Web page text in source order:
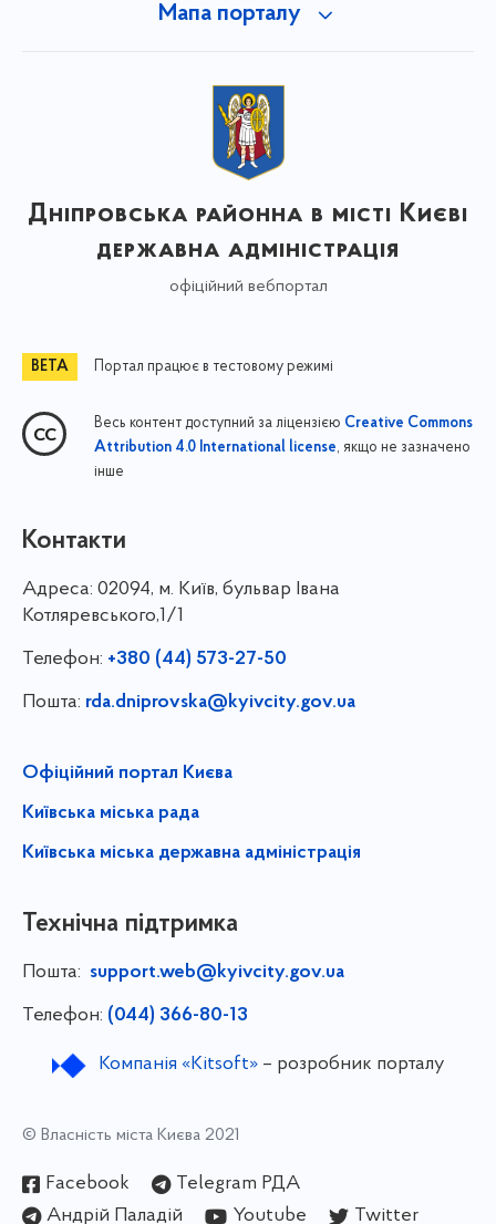
Мапа порталу
Дніпровська районна в місті Києві
державна адміністрація
офіційний вебпортал
Портал працює в тестовому режимі
Весь контент доступний за ліцензією Creative Commons
Attribution 4.0 International license, якщо не зазначено
інше
Контакти
Адреса: 02094, м. Київ, бульвар Івана
Котляревського,1/1
Телефон: +380 (44) 573-27-50
Пошта: rda.dniprovska@kyivcity.gov.ua
Офіційний портал Києва
Київська міська рада
Київська міська державна адміністрація
Технічна підтримка
Пошта: support.web@kyivcity.gov.ua
Телефон: (044) 366-80-13
Компанія «Kitsoft»– розробник порталу
© Власність міста Києва 2021
Facebook
Telegram РДА
Андрій Паладій
Youtube Twitter